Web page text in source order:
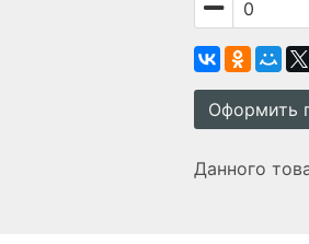
Оформить
Данного